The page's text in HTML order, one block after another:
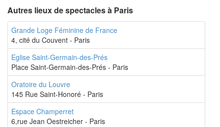
Autres lieux de spectacles à Paris
Grande Loge Féminine de France
4, cité du Couvent - Paris
Eglise Saint-Germain-des-Prés
Place Saint-Germain-des-Prés - Paris
Oratoire du Louvre
145 Rue Saint-Honoré - Paris
Espace Champerret
6,rue Jean Oestreicher - Paris